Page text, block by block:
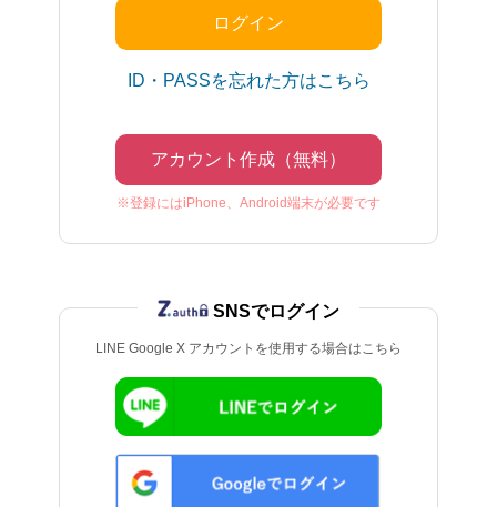
ID・PASSを忘れた方はこちら
アカウント作成（無料）
※登録にはiPhone、Android端末が必要です
LINE Google X アカウントを使用する場合はこちら
SNSでログイン